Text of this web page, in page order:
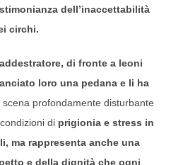
dell’inaccettabilità
circhi.
addestratore, di fronte a leoni
loro una pedana e li ha
scena profondamente disturbante
di prigionia e stress in
ma rappresenta anche una
e della dignità che ogni